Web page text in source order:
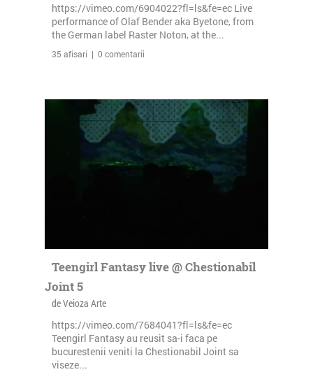
https://vimeo.com/6904022?fl=ls&fe=ec Live
performance of Olaf Bender aka Byetone, from
the German label Raster Noton, at the...
35 afisari | 0 comentarii
Teengirl Fantasy live @ Chestionabil
Joint 5
de Veioza Arte
https://vimeo.com/7684041?fl=ls&fe=ec
Teengirl Fantasy au reusit sa-i faca pe
bucurestenii veniti la Chestionabil Joint sa
viseze...